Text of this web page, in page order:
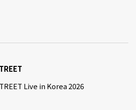
Live in Korea 2026